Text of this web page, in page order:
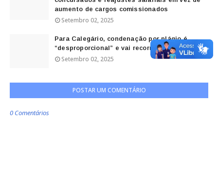
aumento de cargos comissionados
Setembro 02, 2025
Para Calegário, condenação por plágio é
“desproporcional” e vai recorrer
Setembro 02, 2025
POSTAR UM COMENTÁRIO
0 Comentários